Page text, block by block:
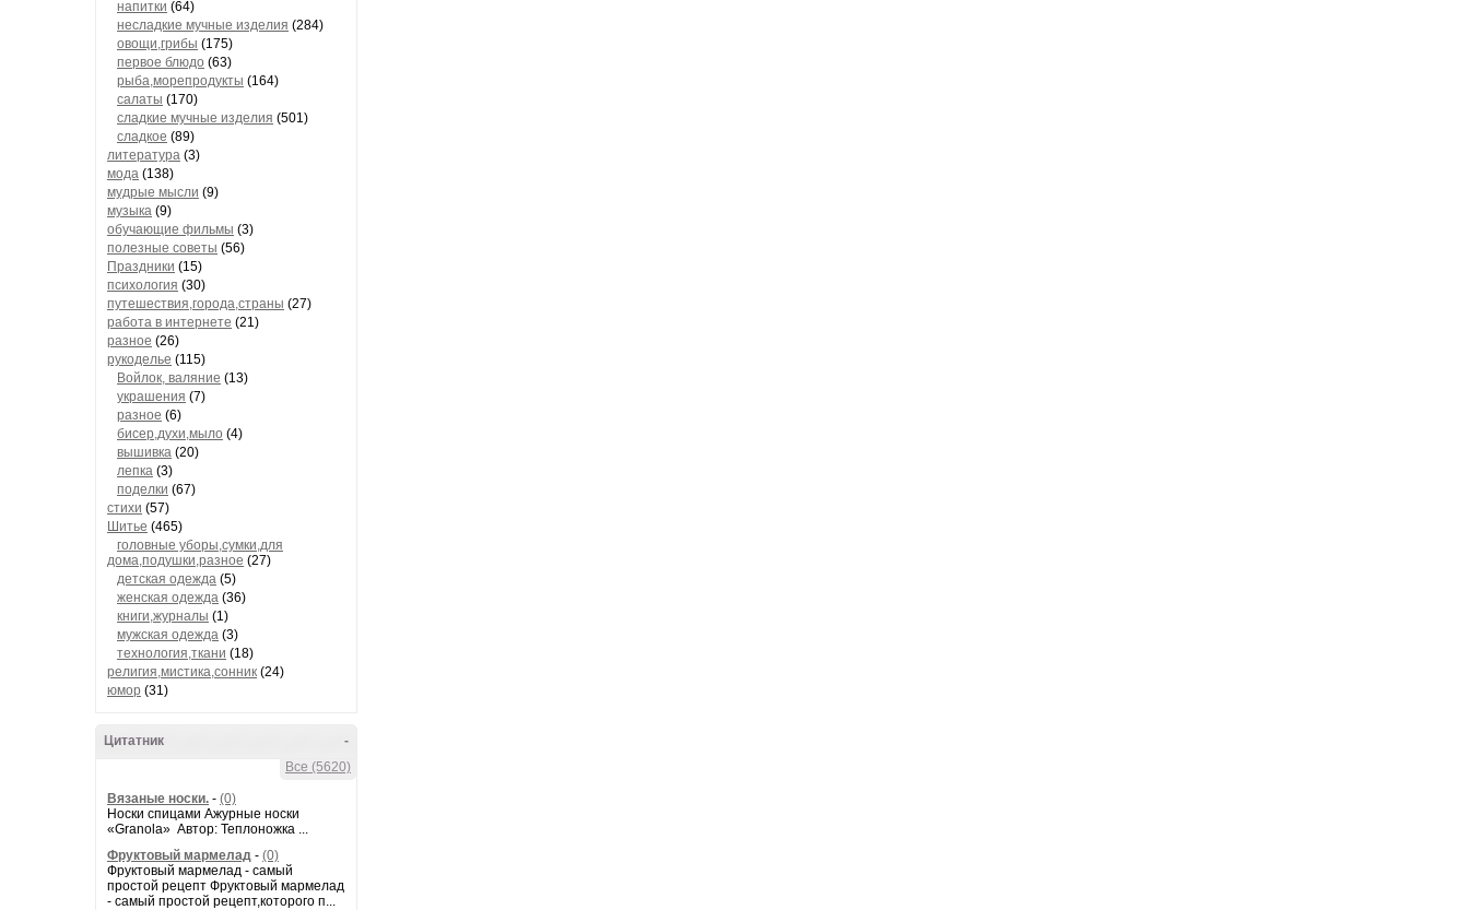
напитки (64)
несладкие мучные изделия (284)
овощи,грибы (175)
первое блюдо (63)
рыба,морепродукты (164)
салаты (170)
сладкие мучные изделия (501)
сладкое (89)
литература (3)
мода (138)
мудрые мысли (9)
музыка (9)
обучающие фильмы (3)
полезные советы (56)
Праздники (15)
психология (30)
путешествия,города,страны (27)
работа в интернете (21)
разное (26)
рукоделье (115)
Войлок, валяние (13)
украшения (7)
разное (6)
бисер,духи,мыло (4)
вышивка (20)
лепка (3)
поделки (67)
стихи (57)
Шитье (465)
головные уборы,сумки,для
дома,подушки,разное (27)
детская одежда (5)
женская одежда (36)
книги,журналы (1)
мужская одежда (3)
технология,ткани (18)
религия,мистика,сонник (24)
юмор (31)
-
Цитатник
Все (5620)
Вязаные носки. - (0)
Носки спицами Ажурные носки
«Granola» Автор: Теплоножка ...
Фруктовый мармелад - (0)
Фруктовый мармелад - самый
простой рецепт Фруктовый мармелад
- самый простой рецепт,которого п...